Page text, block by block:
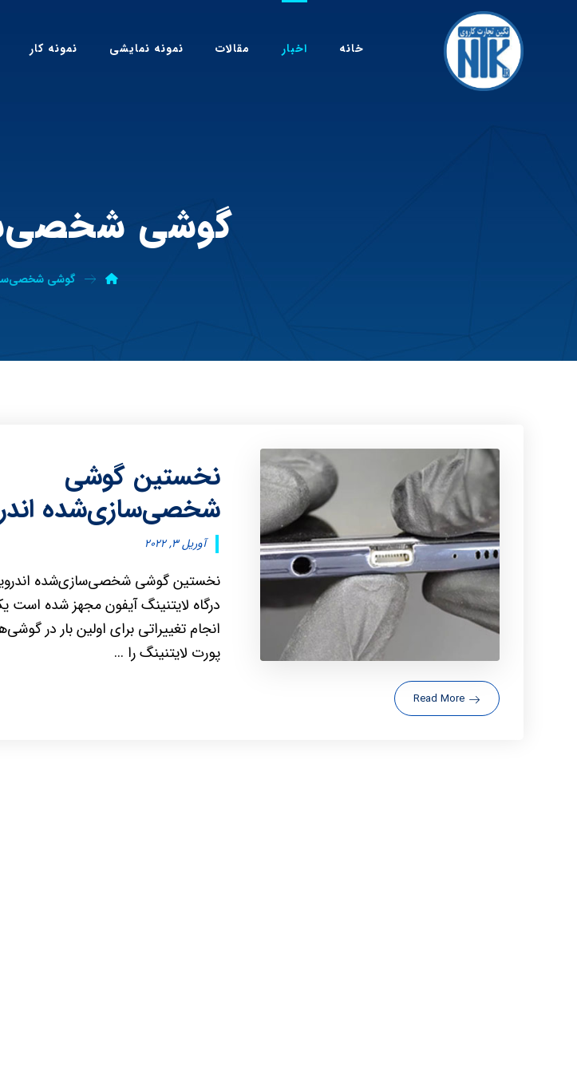
خانه اخبار مقالات نمونه نمایشی نمونه کار
گوشی
گوشی
نخستین گوشی
شخصی‌سازی‌شده
آوریل ۳, ۲۰۲۲
نخستین گوشی شخصی‌سازی‌شده
درگاه لایتنینگ آیفون مجهز شده
انجام تغییراتی برای اولین‌ بار در
پورت لایتنینگ را ...
Read More